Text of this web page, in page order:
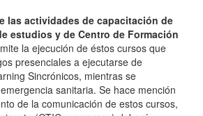
las actividades de capacitación de
estudios y de Centro de Formación
la ejecución de éstos cursos que
presenciales a ejecutarse de
Sincrónicos, mientras se
sanitaria. Se hace mención
de la comunicación de estos cursos,